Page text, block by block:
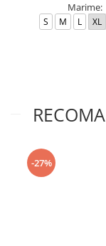
Marime:
S M L XL
-27%